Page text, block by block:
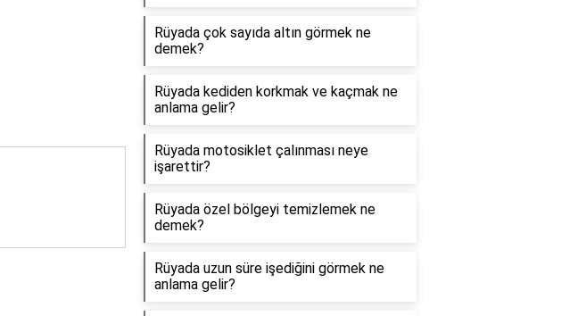
Rüyada çok sayıda altın görmek ne
demek?
Rüyada kediden korkmak ve kaçmak ne
anlama gelir?
Rüyada motosiklet çalınması neye
işarettir?
Rüyada özel bölgeyi temizlemek ne
demek?
Rüyada uzun süre işediğini görmek ne
anlama gelir?